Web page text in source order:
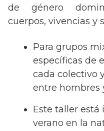
de género
cuerpos, vivencias y
Para grupos
específicas de
cada colectivo
entre hombres
Este taller está
verano en la